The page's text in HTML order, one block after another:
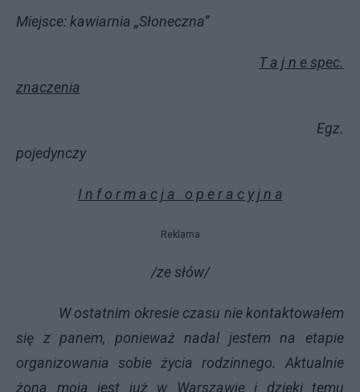
Miejsce: kawiarnia „Słoneczna”
T a j n e spec.
znaczenia
Egz.
pojedynczy
I n f o r m a c j a o p e r a c y j n a
Reklama
/ze słów/
W ostatnim okresie czasu nie kontaktowałem
się z panem, ponieważ nadal jestem na etapie
organizowania sobie życia rodzinnego. Aktualnie
żona moja jest już w Warszawie i dzięki temu